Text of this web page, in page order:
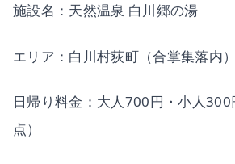
施設名：天然温泉 白川郷の湯
エリア：白川村荻町（合掌集落内）
日帰り料金：大人700円・小人
点）